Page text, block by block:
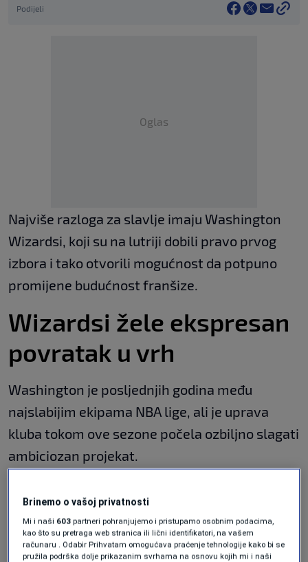
Podijeli
Oglas
Najviše razloga za slavlje imaju Washington
Wizardsi, koji su na lutriji dobili pravo prvog
izbora i tako otvorili mogućnost da potpuno
promijene budućnost franšize.
Wizardsi žele ekspresan
povratak u vrh
Washington je posljednjih godina među
najslabijim ekipama NBA lige, ali je uprava
kluba tokom ove sezone počela ozbiljno slagati
ambiciozan projekat.
dok je veliki napredak pokazao i mladi
Alexandre Sarr.
Brinemo o vašoj privatnosti
Mi i naši 603 partneri pohranjujemo i pristupamo osobnim podacima,
kao što su pretraga web stranica ili lični identifikatori, na vašem
računaru . Odabir Prihvatam omogućava praćenje tehnologije kako bi se
pružila podrška dolje prikazanim svrhama na osnovu kojih mi i naši